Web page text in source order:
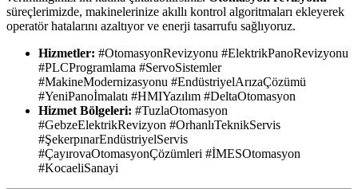
süreçlerimizde, makinelerinize akıllı kontrol algoritmaları ekleyerek
operatör hatalarını azaltıyor ve enerji tasarrufu sağlıyoruz.
Hizmetler: #OtomasyonRevizyonu #ElektrikPanoRevizyonu
#PLCProgramlama #ServoSistemler
#MakineModernizasyonu #EndüstriyelArızaÇözümü
#YeniPanoİmalatı #HMIYazılım #DeltaOtomasyon
Hizmet Bölgeleri: #TuzlaOtomasyon
#GebzeElektrikRevizyon #OrhanlıTeknikServis
#ŞekerpınarEndüstriyelServis
#ÇayırovaOtomasyonÇözümleri #İMESOtomasyon
#KocaeliSanayi